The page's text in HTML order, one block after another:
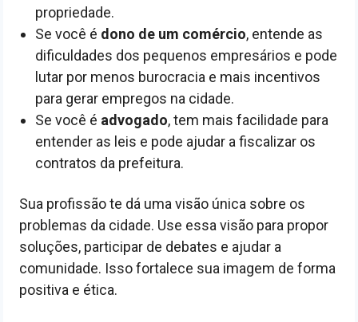
propriedade.
Se você é dono de um comércio, entende as
dificuldades dos pequenos empresários e pode
lutar por menos burocracia e mais incentivos
para gerar empregos na cidade.
Se você é advogado, tem mais facilidade para
entender as leis e pode ajudar a fiscalizar os
contratos da prefeitura.
Sua profissão te dá uma visão única sobre os
problemas da cidade. Use essa visão para propor
soluções, participar de debates e ajudar a
comunidade. Isso fortalece sua imagem de forma
positiva e ética.